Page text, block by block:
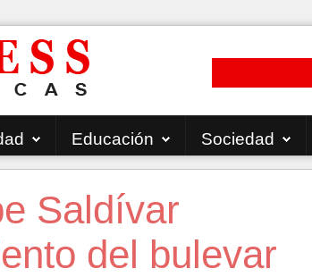
Educación Sociedad
Saldívar
del bulevar